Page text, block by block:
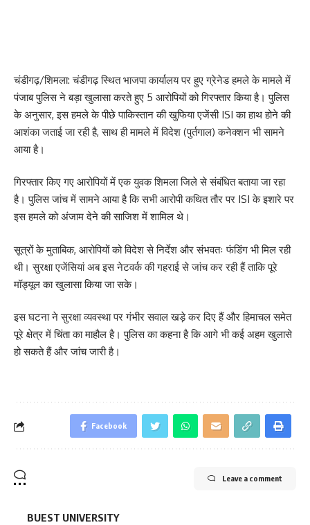
चंडीगढ़/शिमला: चंडीगढ़ स्थित भाजपा कार्यालय पर हुए ग्रेनेड हमले के मामले में
पंजाब पुलिस ने बड़ा खुलासा करते हुए 5 आरोपियों को गिरफ्तार किया है। पुलिस
के अनुसार, इस हमले के पीछे पाकिस्तान की खुफिया एजेंसी ISI का हाथ होने की
आशंका जताई जा रही है, साथ ही मामले में विदेश (पुर्तगाल) कनेक्शन भी सामने
आया है।
गिरफ्तार किए गए आरोपियों में एक युवक शिमला जिले से संबंधित बताया जा रहा
है। पुलिस जांच में सामने आया है कि सभी आरोपी कथित तौर पर ISI के इशारे पर
इस हमले को अंजाम देने की साजिश में शामिल थे।
सूत्रों के मुताबिक, आरोपियों को विदेश से निर्देश और संभवतः फंडिंग भी मिल रही
थी। सुरक्षा एजेंसियां अब इस नेटवर्क की गहराई से जांच कर रही हैं ताकि पूरे
मॉड्यूल का खुलासा किया जा सके।
इस घटना ने सुरक्षा व्यवस्था पर गंभीर सवाल खड़े कर दिए हैं और हिमाचल समेत
पूरे क्षेत्र में चिंता का माहौल है। पुलिस का कहना है कि आगे भी कई अहम खुलासे
हो सकते हैं और जांच जारी है।
Facebook
Leave a comment
BUEST UNIVERSITY